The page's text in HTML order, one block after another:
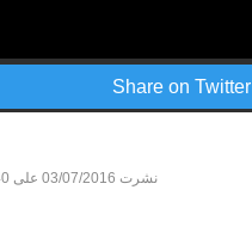
Share on Twitter
نشرت 03/07/2016 على 01:40